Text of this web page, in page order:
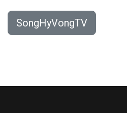
SongHyVongTV